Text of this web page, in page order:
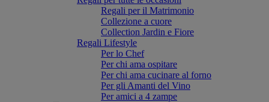
Regali per il Matrimonio
Collezione a cuore
Collection Jardin e Fiore
Regali Lifestyle
Per lo Chef
Per chi ama ospitare
Per chi ama cucinare al forno
Per gli Amanti del Vino
Per amici a 4 zampe